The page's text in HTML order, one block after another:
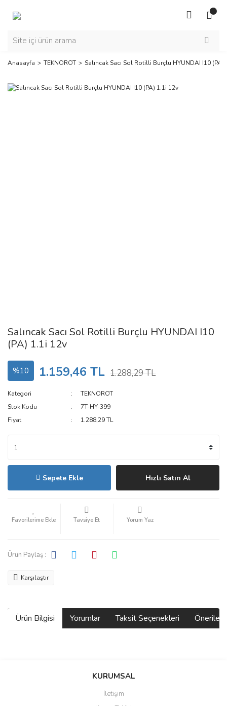
Anasayfa TEKNOROT Salıncak Sacı Sol Rotilli Burçlu HYUNDAI I10 (PA)
Salıncak Sacı Sol Rotilli Burçlu HYUNDAI I10
(PA) 1.1i 12v
%10 1.159,46 TL 1.288,29 TL
Kategori
TEKNOROT
Stok Kodu
7T-HY-399
Fiyat
1.288,29 TL
Sepete Ekle Hızlı Satın Al
Tavsiye Et Yorum Yaz
Ürün Paylaş :
Karşılaştır
Ürün Bilgisi Yorumlar Taksit Seçenekleri
Bu ürüne ilk yorumu siz yapın!
KURUMSAL
İletişim